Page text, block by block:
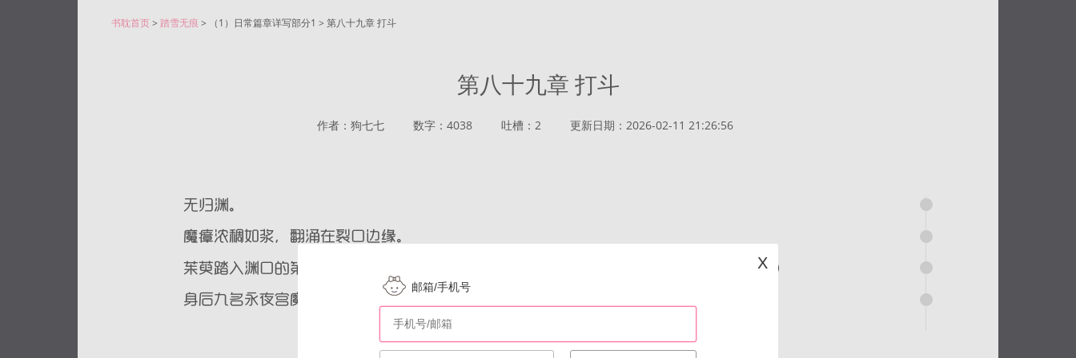
书耽首页> 踏雪无痕 > （1）日常篇章详写部分1 > 第八十九章 打斗
第八十九章 打斗
作者：狗七七 数字：4038 吐槽：2 更新日期：2026-02-11 21:26:56
邮箱/手机号
X